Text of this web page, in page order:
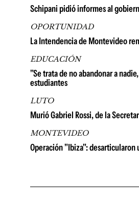
Schipani pidió informes al
OPORTUNIDAD
La Intendencia de Montevideo
EDUCACIÓN
"Se trata de no abandonar a
estudiantes
LUTO
Murió Gabriel Rossi, de la
MONTEVIDEO
Operación "Ibiza": desarticularon